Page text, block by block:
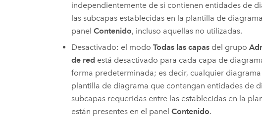
independientemente de si contienen entidades de
las subcapas establecidas en la plantilla de
panel Contenido, incluso aquellas no utilizadas.
Desactivado: el modo Todas las capasdel grupo
de red está desactivado para cada capa de
forma predeterminada; es decir, cualquier
plantilla de diagrama que contengan entidades de
subcapas requeridas entre las establecidas en la
están presentes en el panel Contenido.